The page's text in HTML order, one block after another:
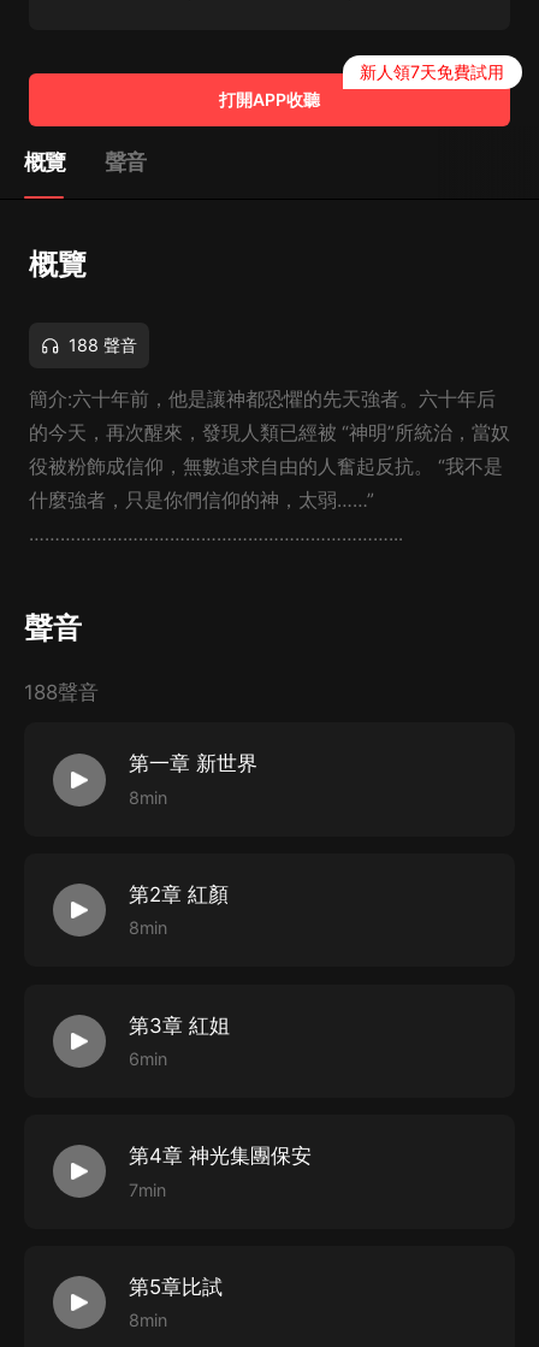
打開APP收聽
新人領7天免費試用
概覽 聲音
概覽
188 聲音
簡介:六十年前，他是讓神都恐懼的先天強者。六十年后
的今天，再次醒來，發現人類已經被 “神明”所統治，當奴
役被粉飾成信仰，無數追求自由的人奮起反抗。 “我不是
什麼強者，只是你們信仰的神，太弱……”
……………………………………………………………...
聲音
188聲音
第一章 新世界
8min
第2章 紅顏
8min
第3章 紅姐
6min
第4章 神光集團保安
7min
第5章比試
8min